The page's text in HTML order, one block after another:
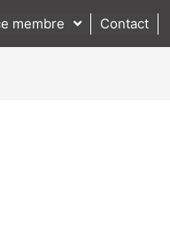
membre Contact